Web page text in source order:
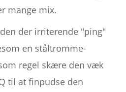
mange mix.
der irriterende "ping"
en ståltromme-
regel skære den væk
til at finpudse den